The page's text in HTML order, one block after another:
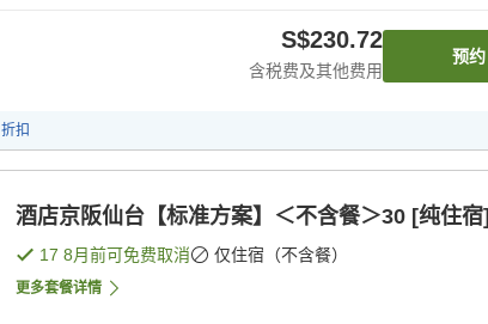
S$230.72
含税费及其他费用
预约
折扣
酒店京阪仙台【标准方案】＜不含餐＞30 [纯住宿]
17 8月前可免费取消 仅住宿（不含餐）
更多套餐详情